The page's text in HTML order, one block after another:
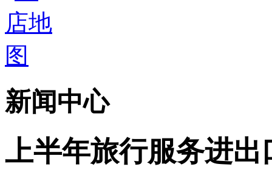
新闻中心
上半年旅行服务进出